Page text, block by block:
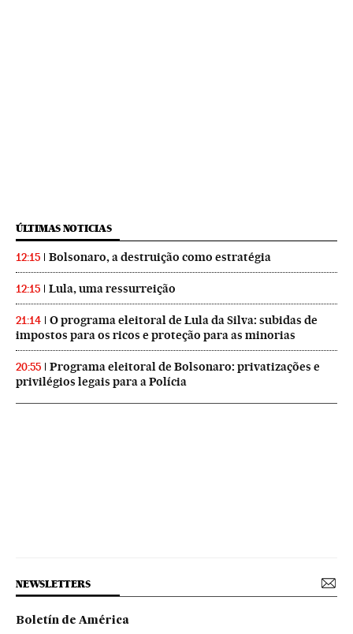
ÚLTIMAS NOTICIAS
12:15 Bolsonaro, a destruição como estratégia
12:15 Lula, uma ressurreição
21:14
O programa eleitoral de Lula da Silva: subidas de
impostos para os ricos e proteção para as minorias
20:55
Programa eleitoral de Bolsonaro: privatizações e
privilégios legais para a Polícia
NEWSLETTERS
Boletín de América